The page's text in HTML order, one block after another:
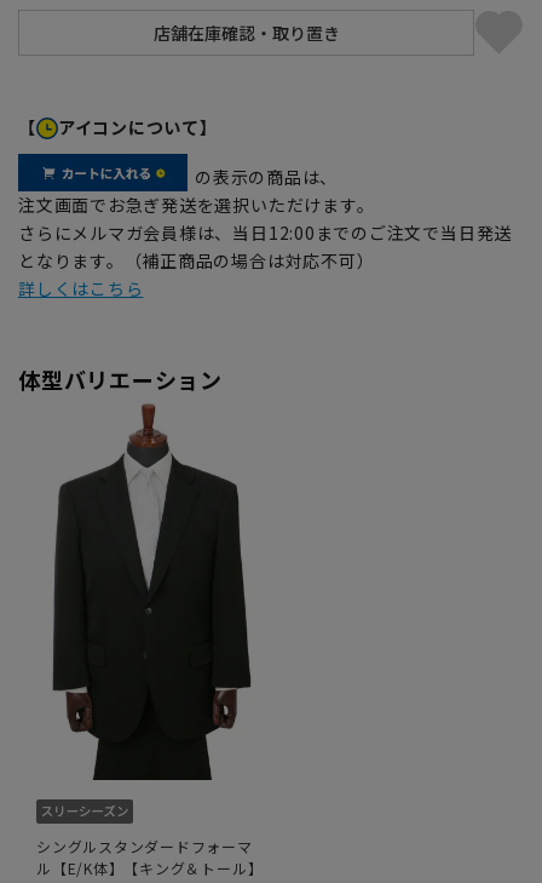
【 アイコンについて】
の表示の商品は、
注文画面でお急ぎ発送を選択いただけます。
さらにメルマガ会員様は、当日12:00までのご注文で当日発送
となります。（補正商品の場合は対応不可）
詳しくはこちら
体型バリエーション
シングルスタンダードフォーマ
ル【E/K体】【キング＆トール】